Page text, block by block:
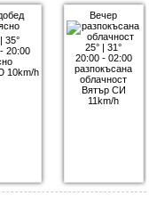
|35°
20:00
10km/h
Вечер
25° |31°
20:00 - 02:00
разпокъсана
облачност
Вятър СИ
11km/h